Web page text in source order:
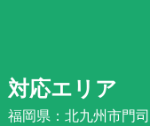
対応エリア
福岡県：北九州市門